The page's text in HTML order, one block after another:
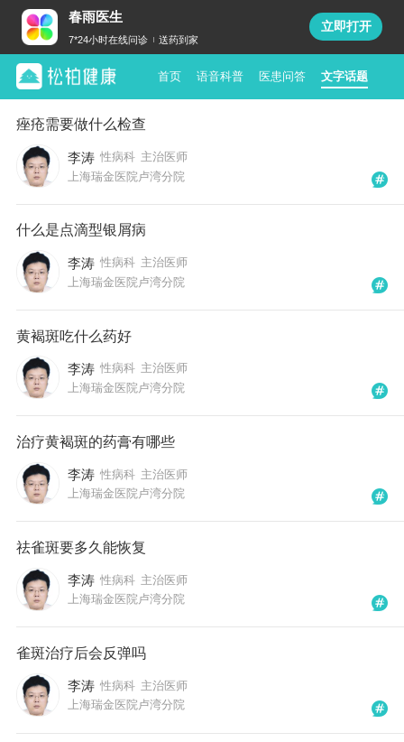
春雨医生
7*24小时在线问诊 送药到家
立即打开
首页 语音科普 医患问答 文字话题
痤疮需要做什么检查
李涛 性病科 主治医师
上海瑞金医院卢湾分院
什么是点滴型银屑病
李涛 性病科 主治医师
上海瑞金医院卢湾分院
黄褐斑吃什么药好
李涛 性病科 主治医师
上海瑞金医院卢湾分院
治疗黄褐斑的药膏有哪些
李涛 性病科 主治医师
上海瑞金医院卢湾分院
祛雀斑要多久能恢复
李涛 性病科 主治医师
上海瑞金医院卢湾分院
雀斑治疗后会反弹吗
李涛 性病科 主治医师
上海瑞金医院卢湾分院